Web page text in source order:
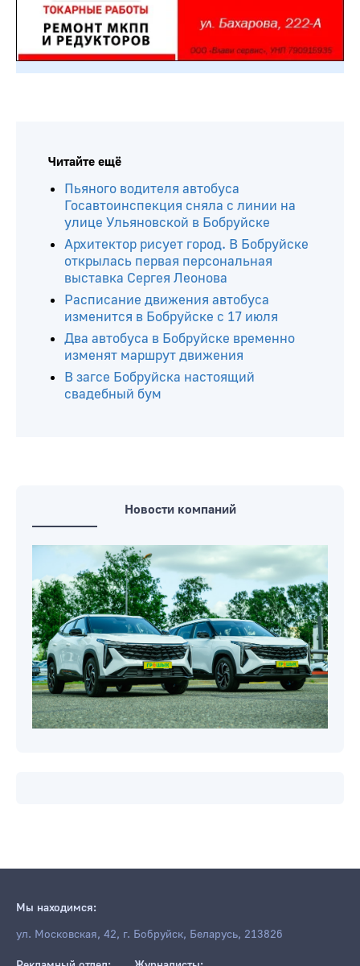
Читайте ещё
Пьяного водителя автобуса
Госавтоинспекция сняла с линии на
улице Ульяновской в Бобруйске
Архитектор рисует город. В Бобруйске
открылась первая персональная
выставка Сергея Леонова
Расписание движения автобуса
изменится в Бобруйске с 17 июля
Два автобуса в Бобруйске временно
изменят маршрут движения
В загсе Бобруйска настоящий
свадебный бум
Новости компаний
Мы находимся:
ул. Московская, 42, г. Бобруйск, Беларусь, 213826